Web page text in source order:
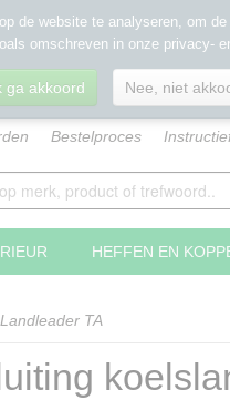
Bestelproces
HEFFEN EN
TA
de website te analyseren, om
omschreven in onze privacy-
ga akkoord Nee, niet